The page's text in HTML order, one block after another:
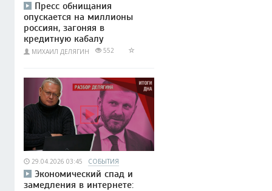
Пресс обнищания
опускается на миллионы
россиян, загоняя в
кредитную кабалу
МИХАИЛ ДЕЛЯГИН 552
29.04.2026 03:45 СОБЫТИЯ
Экономический спад и
замедления в интернете: